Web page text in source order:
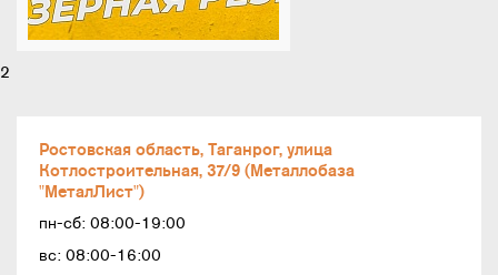
2
Ростовская область, Таганрог, улица
Котлостроительная, 37/9 (Металлобаза
"МеталЛист")
пн-сб: 08:00-19:00
вс: 08:00-16:00